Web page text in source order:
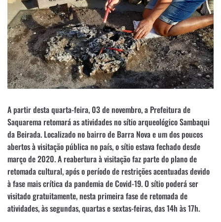
A partir desta quarta-feira, 03 de novembro, a Prefeitura de
Saquarema retomará as atividades no sítio arqueológico Sambaqui
da Beirada. Localizado no bairro de Barra Nova e um dos poucos
abertos à visitação pública no país, o sítio estava fechado desde
março de 2020. A reabertura à visitação faz parte do plano de
retomada cultural, após o período de restrições acentuadas devido
à fase mais crítica da pandemia de Covid-19. O sítio poderá ser
visitado gratuitamente, nesta primeira fase de retomada de
atividades, às segundas, quartas e sextas-feiras, das 14h às 17h.